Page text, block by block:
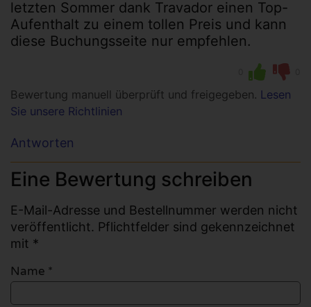
letzten Sommer dank Travador einen Top-
Aufenthalt zu einem tollen Preis und kann
diese Buchungsseite nur empfehlen.
Bewertung manuell überprüft und freigegeben. Lesen
Sie unsere Richtlinien
Antworten
Eine Bewertung schreiben
E-Mail-Adresse und Bestellnummer werden nicht
veröffentlicht. Pflichtfelder sind gekennzeichnet
mit *
Name *